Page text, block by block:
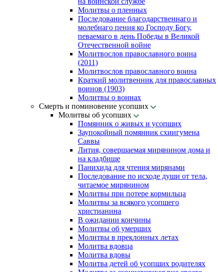
Молитвы о пленных
Последование благодарственнаго и
молебнаго пения ко Господу Богу,
певаемаго в день Победы в Великой
Отечественной войне
Молитвослов православного воина
(2011)
Молитвослов православного воина
Краткий молитвенник для православных
воинов (1903)
Молитвы о воинах
Смерть и поминовение усопших
Молитвы об усопших
Помянник о живых и усопших
Заупокойный помянник схиигумена
Саввы
Лития, совершаемая мирянином дома и
на кладбище
Панихида для чтения мирянами
Последование по исходе души от тела,
читаемое мирянином
Молитвы при потере кормильца
Молитвы за всякого усопшего
христианина
В ожидании кончины
Молитвы об умерших
Молитвы в преклонных летах
Молитва вдовца
Молитва вдовы
Молитва детей об усопших родителях